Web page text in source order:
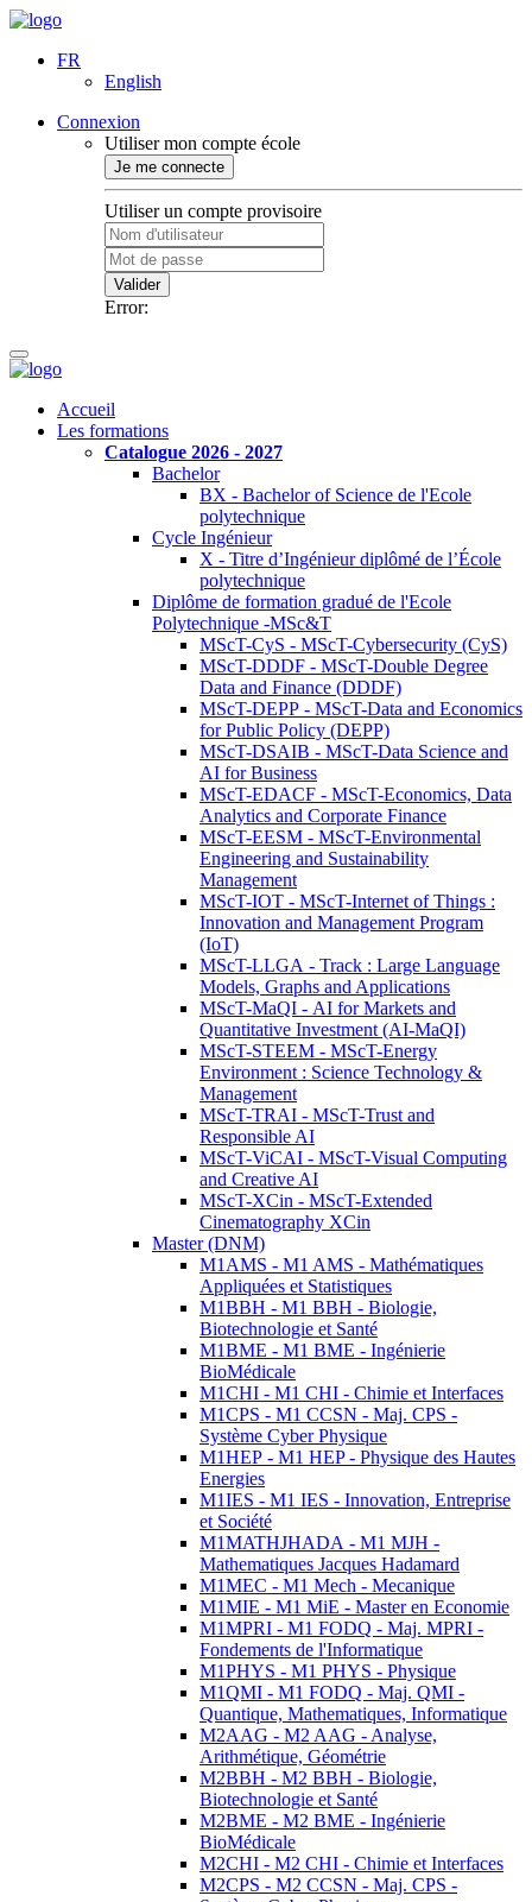
FR
English
Connexion
Utiliser mon compte école
Je me connecte
Utiliser un compte provisoire
Valider
Error:
Accueil
Les formations
Catalogue 2026 - 2027
Bachelor
BX - Bachelor of Science de l'Ecole
polytechnique
Cycle Ingénieur
X - Titre d’Ingénieur diplômé de l’École
polytechnique
Diplôme de formation gradué de l'Ecole
Polytechnique -MSc&T
MScT-CyS - MScT-Cybersecurity (CyS)
MScT-DDDF - MScT-Double Degree
Data and Finance (DDDF)
MScT-DEPP - MScT-Data and Economics
for Public Policy (DEPP)
MScT-DSAIB - MScT-Data Science and
AI for Business
MScT-EDACF - MScT-Economics, Data
Analytics and Corporate Finance
MScT-EESM - MScT-Environmental
Engineering and Sustainability
Management
MScT-IOT - MScT-Internet of Things :
Innovation and Management Program
(IoT)
MScT-LLGA - Track : Large Language
Models, Graphs and Applications
MScT-MaQI - AI for Markets and
Quantitative Investment (AI-MaQI)
MScT-STEEM - MScT-Energy
Environment : Science Technology &
Management
MScT-TRAI - MScT-Trust and
Responsible AI
MScT-ViCAI - MScT-Visual Computing
and Creative AI
MScT-XCin - MScT-Extended
Cinematography XCin
Master (DNM)
M1AMS - M1 AMS - Mathématiques
Appliquées et Statistiques
M1BBH - M1 BBH - Biologie,
Biotechnologie et Santé
M1BME - M1 BME - Ingénierie
BioMédicale
M1CHI - M1 CHI - Chimie et Interfaces
M1CPS - M1 CCSN - Maj. CPS -
Système Cyber Physique
M1HEP - M1 HEP - Physique des Hautes
Energies
M1IES - M1 IES - Innovation, Entreprise
et Société
M1MATHJHADA - M1 MJH -
Mathematiques Jacques Hadamard
M1MEC - M1 Mech - Mecanique
M1MIE - M1 MiE - Master en Economie
M1MPRI - M1 FODQ - Maj. MPRI -
Fondements de l'Informatique
M1PHYS - M1 PHYS - Physique
M1QMI - M1 FODQ - Maj. QMI -
Quantique, Mathematiques, Informatique
M2AAG - M2 AAG - Analyse,
Arithmétique, Géométrie
M2BBH - M2 BBH - Biologie,
Biotechnologie et Santé
M2BME - M2 BME - Ingénierie
BioMédicale
M2CHI - M2 CHI - Chimie et Interfaces
M2CPS - M2 CCSN - Maj. CPS -